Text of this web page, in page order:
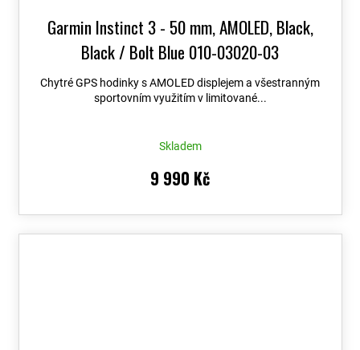
Garmin Instinct 3 - 50 mm, AMOLED, Black,
Black / Bolt Blue 010-03020-03
Chytré GPS hodinky s AMOLED displejem a všestranným
sportovním využitím v limitované...
Skladem
9 990 Kč